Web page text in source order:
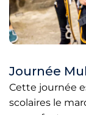
Journée
Cette journée
scolaires le